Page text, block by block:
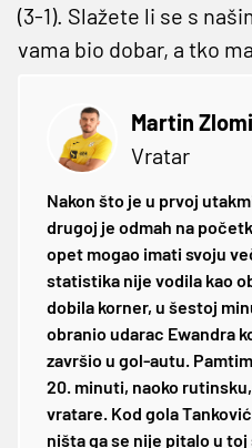
(3-1). Slažete li se s
vama bio dobar, a tko
Martin
Vratar
Nakon što je u prvoj
drugoj je odmah na
opet mogao imati svoju
statistika nije vodila kao
dobila korner, u šestoj
obranio udarac Ewandra
završio u gol-autu.
20. minuti, naoko
vratare. Kod gola
ništa ga se nije pitalo u